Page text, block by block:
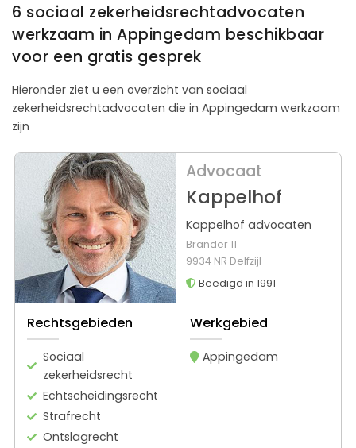
6 sociaal zekerheidsrechtadvocaten
werkzaam in Appingedam beschikbaar
voor een gratis gesprek
Hieronder ziet u een overzicht van sociaal
zekerheidsrechtadvocaten die in Appingedam werkzaam
zijn
Advocaat
Kappelhof
Kappelhof advocaten
Brander 11
9934 NR Delfzijl
Beëdigd in 1991
Rechtsgebieden
Sociaal
zekerheidsrecht
Echtscheidingsrecht
Strafrecht
Ontslagrecht
Werkgebied
Appingedam